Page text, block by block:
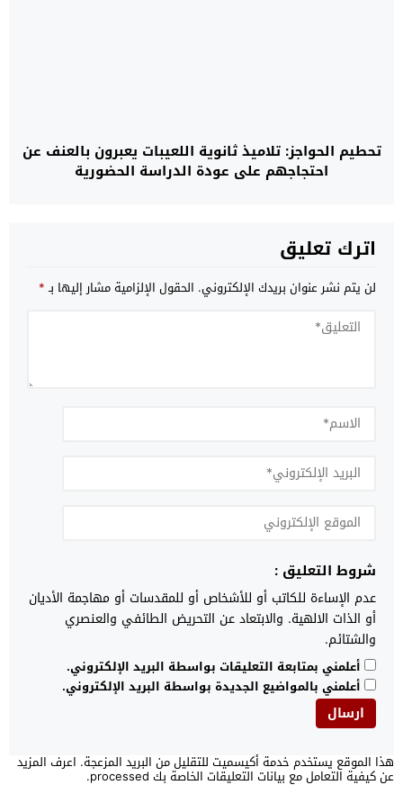
تحطيم الحواجز: تلاميذ ثانوية اللعيبات يعبرون بالعنف عن
احتجاجهم على عودة الدراسة الحضورية
اترك تعليق
لن يتم نشر عنوان بريدك الإلكتروني. الحقول الإلزامية مشار إليها بـ*
شروط التعليق :
عدم الإساءة للكاتب أو للأشخاص أو للمقدسات أو مهاجمة الأديان
أو الذات الالهية. والابتعاد عن التحريض الطائفي والعنصري
والشتائم.
أعلمني بمتابعة التعليقات بواسطة البريد الإلكتروني.
أعلمني بالمواضيع الجديدة بواسطة البريد الإلكتروني.
هذا الموقع يستخدم خدمة أكيسميت للتقليل من البريد المزعجة. اعرف المزيد
عن كيفية التعامل مع بيانات التعليقات الخاصة بك processed .